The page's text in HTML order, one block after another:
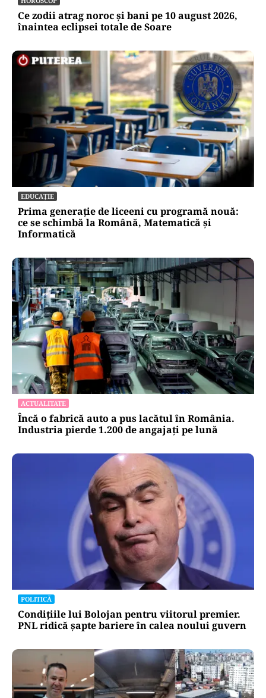
Alte Articole Importante
HOROSCOP
Ce zodii atrag noroc și bani pe 10 august 2026,
înaintea eclipsei totale de Soare
EDUCAȚIE
Prima generație de liceeni cu programă nouă:
ce se schimbă la Română, Matematică și
Informatică
Încă o fabrică auto a pus lacătul în România.
Industria pierde 1.200 de angajați pe lună